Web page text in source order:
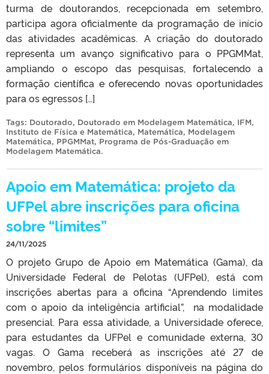
turma de doutorandos, recepcionada em setembro,
participa agora oficialmente da programação de início
das atividades acadêmicas. A criação do doutorado
representa um avanço significativo para o PPGMMat,
ampliando o escopo das pesquisas, fortalecendo a
formação científica e oferecendo novas oportunidades
para os egressos […]
Tags: Doutorado, Doutorado em Modelagem Matemática, IFM,
Instituto de Física e Matemática, Matemática, Modelagem
Matemática, PPGMMat, Programa de Pós-Graduação em
Modelagem Matemática.
Apoio em Matemática: projeto da
UFPel abre inscrições para oficina
sobre “limites”
24/11/2025
O projeto Grupo de Apoio em Matemática (Gama), da
Universidade Federal de Pelotas (UFPel), está com
inscrições abertas para a oficina “Aprendendo limites
com o apoio da inteligência artificial”, na modalidade
presencial. Para essa atividade, a Universidade oferece,
para estudantes da UFPel e comunidade externa, 30
vagas. O Gama receberá as inscrições até 27 de
novembro, pelos formulários disponíveis na página do